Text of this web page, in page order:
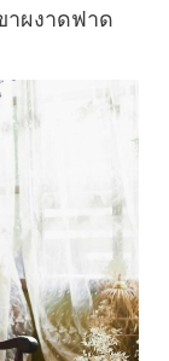
าผงาดฟาด